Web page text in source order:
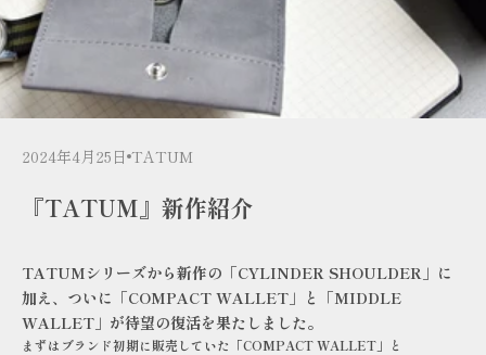
2024年4月25日 TATUM
『TATUM』新作紹介
TATUMシリーズから新作の「CYLINDER SHOULDER」に
加え、ついに「COMPACT WALLET」と「MIDDLE
WALLET」が待望の復活を果たしました。
まずはブランド初期に販売していた「COMPACT WALLET」と